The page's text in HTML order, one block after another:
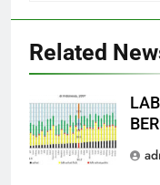
Related